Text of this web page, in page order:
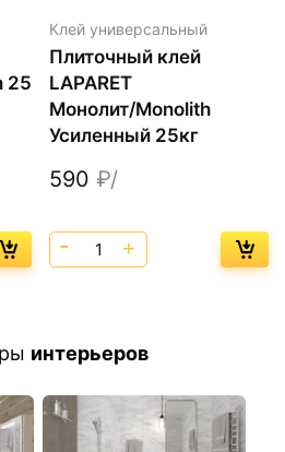
интерьеров
25
Клей универсальный
Плиточный клей
LAPARET
Монолит/Monolith
Усиленный 25кг
590 ₽/